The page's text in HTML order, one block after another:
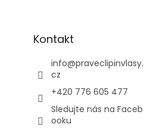
Kontakt
info@praveclipinvlasy.
cz
+420 776 605 477
Sledujte nás na Faceb
ooku